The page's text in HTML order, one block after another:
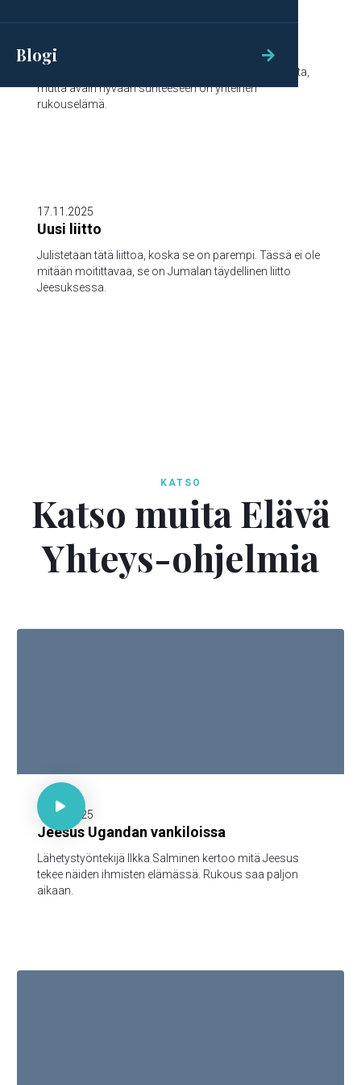
Blogi 
Tärkein ihmissuhde
Miehen ja vaimon suhde on tärkein. Siinä on haasteita,
mutta avain hyvään suhteeseen on yhteinen
rukouselämä.
17.11.2025
Uusi liitto
Julistetaan tätä liittoa, koska se on parempi. Tässä ei ole
mitään moitittavaa, se on Jumalan täydellinen liitto
Jeesuksessa.
KATSO
Katso muita Elävä
Yhteys-ohjelmia
30 minuuttia

15.12.2025
Jeesus Ugandan vankiloissa
Lähetystyöntekijä Ilkka Salminen kertoo mitä Jeesus
tekee näiden ihmisten elämässä. Rukous saa paljon
aikaan.